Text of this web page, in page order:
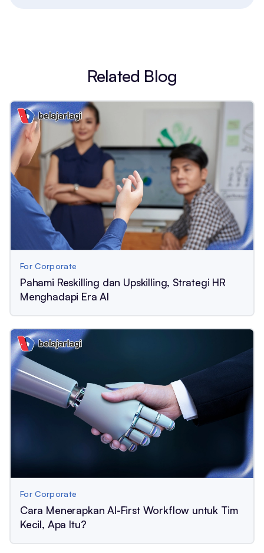
Related Blog
For Corporate
Pahami Reskilling dan Upskilling, Strategi HR
Menghadapi Era AI
For Corporate
Cara Menerapkan AI-First Workflow untuk Tim
Kecil, Apa Itu?